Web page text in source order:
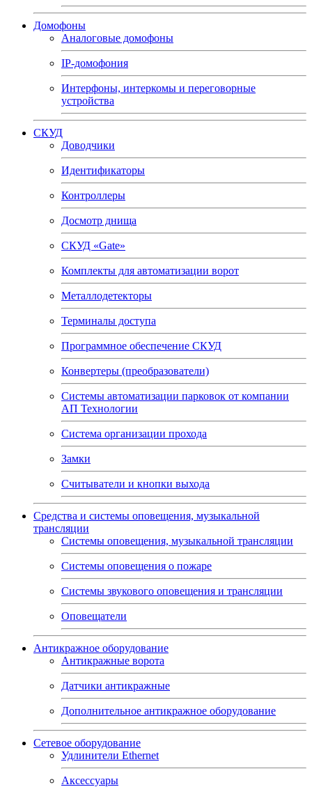
Домофоны
Аналоговые домофоны
IP-домофония
Интерфоны, интеркомы и переговорные
устройства
СКУД
Доводчики
Идентификаторы
Контроллеры
Досмотр днища
СКУД «Gate»
Комплекты для автоматизации ворот
Металлодетекторы
Терминалы доступа
Программное обеспечение СКУД
Конвертеры (преобразователи)
Системы автоматизации парковок от компании
АП Технологии
Система организации прохода
Замки
Считыватели и кнопки выхода
Средства и системы оповещения, музыкальной
трансляции
Системы оповещения, музыкальной трансляции
Системы оповещения о пожаре
Системы звукового оповещения и трансляции
Оповещатели
Антикражное оборудование
Антикражные ворота
Датчики антикражные
Дополнительное антикражное оборудование
Сетевое оборудование
Удлинители Ethernet
Аксессуары